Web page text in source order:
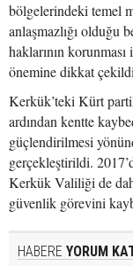
bölgelerindeki temel
anlaşmazlığı olduğu
haklarının
önemine dikkat
Kerkük’teki Kürt
ardından kentte
güçlendirilmesi
gerçekleştirildi.
Kerkük Valiliği de
güvenlik görevini
HABERE YORUM